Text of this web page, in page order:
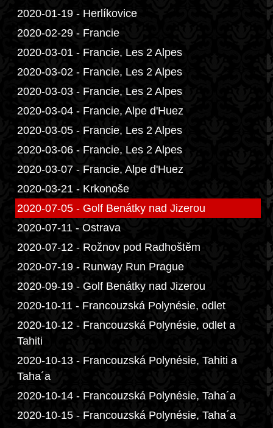
2020-01-19 - Herlíkovice
2020-02-29 - Francie
2020-03-01 - Francie, Les 2 Alpes
2020-03-02 - Francie, Les 2 Alpes
2020-03-03 - Francie, Les 2 Alpes
2020-03-04 - Francie, Alpe d'Huez
2020-03-05 - Francie, Les 2 Alpes
2020-03-06 - Francie, Les 2 Alpes
2020-03-07 - Francie, Alpe d'Huez
2020-03-21 - Krkonoše
2020-07-05 - Golf Benátky nad Jizerou
2020-07-11 - Ostrava
2020-07-12 - Rožnov pod Radhoštěm
2020-07-19 - Runway Run Prague
2020-09-19 - Golf Benátky nad Jizerou
2020-10-11 - Francouzská Polynésie, odlet
2020-10-12 - Francouzská Polynésie, odlet a
Tahiti
2020-10-13 - Francouzská Polynésie, Tahiti a
Taha´a
2020-10-14 - Francouzská Polynésie, Taha´a
2020-10-15 - Francouzská Polynésie, Taha´a